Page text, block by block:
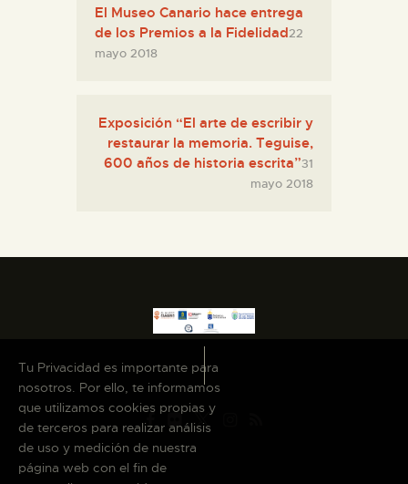
El Museo Canario hace entrega
de los Premios a la Fidelidad22
mayo 2018
Exposición “El arte de escribir y
restaurar la memoria. Teguise,
600 años de historia escrita”31
mayo 2018
Tu Privacidad es importante para
nosotros. Por ello, te informamos
que utilizamos cookies propias y
de terceros para realizar análisis
de uso y medición de nuestra
página web con el fin de